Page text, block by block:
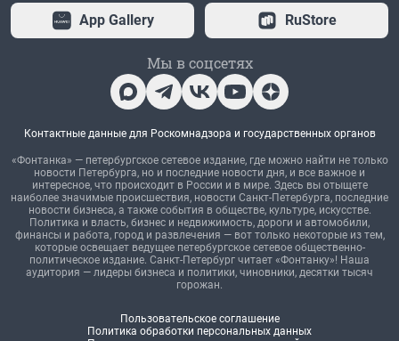
App Gallery RuStore
Мы в соцсетях
Контактные данные для Роскомнадзора и государственных органов
«Фонтанка» — петербургское сетевое издание, где можно найти не только
новости Петербурга, но и последние новости дня, и все важное и
интересное, что происходит в России и в мире. Здесь вы отыщете
наиболее значимые происшествия, новости Санкт-Петербурга, последние
новости бизнеса, а также события в обществе, культуре, искусстве.
Политика и власть, бизнес и недвижимость, дороги и автомобили,
финансы и работа, город и развлечения — вот только некоторые из тем,
которые освещает ведущее петербургское сетевое общественно-
политическое издание. Санкт-Петербург читает «Фонтанку»! Наша
аудитория — лидеры бизнеса и политики, чиновники, десятки тысяч
горожан.
Пользовательское соглашение
Политика обработки персональных данных